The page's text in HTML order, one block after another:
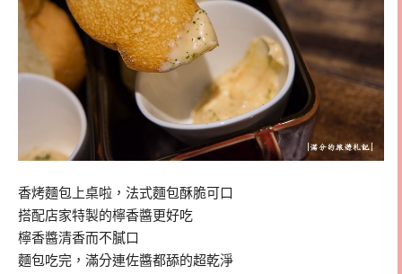
香烤麵包上桌啦，法式麵包酥脆可口
搭配店家特製的檸香醬更好吃
檸香醬清香而不膩口
麵包吃完，滿分連佐醬都舔的超乾淨